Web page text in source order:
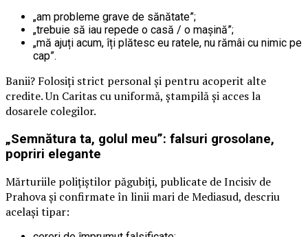
„am probleme grave de sănătate”;
„trebuie să iau repede o casă / o mașină”;
„mă ajuți acum, îți plătesc eu ratele, nu rămâi cu nimic pe
cap”.
Banii? Folosiți strict personal și pentru acoperit alte
credite. Un Caritas cu uniformă, ștampilă și acces la
dosarele colegilor.
„Semnătura ta, golul meu”: falsuri grosolane,
popriri elegante
Mărturiile polițiștilor păgubiți, publicate de Incisiv de
Prahova și confirmate în linii mari de Mediasud, descriu
același tipar: